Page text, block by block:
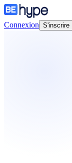
Connexion S'inscrire